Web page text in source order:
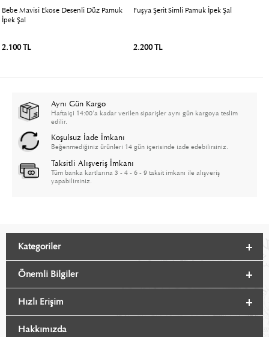
Bebe Mavisi Ekose Desenli Düz Pamuk
İpek Şal
2.100 TL
Fuşya Şerit Simli Pamuk İpek Şal
2.200 TL
Aynı Gün Kargo
Haftaiçi 14:00'a kadar verilen siparişler aynı gün kargoya teslim
edilir.
Koşulsuz İade İmkanı
Beğenmediğiniz ürünleri 14 gün içerisinde iade edebilirsiniz.
Taksitli Alışveriş İmkanı
Tüm banka kartlarına 3 - 4 - 6 - 9 taksit imkanı ile alışveriş
yapabilirsiniz.
Kategoriler
Önemli Bilgiler
Hızlı Erişim
Hakkımızda